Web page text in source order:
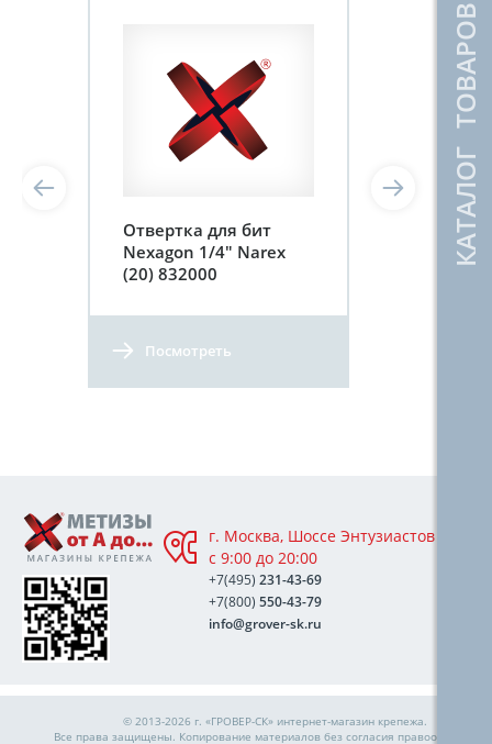
КАТАЛОГ ТОВАРОВ
Отвертка для бит
Nexagon 1/4" Narex
(20) 832000
Посмотреть
г. Москва, Шоссе Энтузиастов 76А,
с 9:00 до 20:00
+7(495) 231-43-69
+7(800) 550-43-79
info@grover-sk.ru
© 2013-2026 г. «ГРОВЕР-СК» интернет-магазин крепежа
Все права защищены. Копирование материалов без согласия